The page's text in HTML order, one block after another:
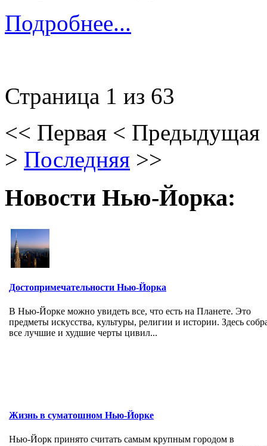
Подробнее...
Страница 1 из 63
<< Первая < Предыдущая
> Последняя >>
Новости Нью-Йорка:
Достопримечательности Нью-Йорка
В Нью-Йорке можно увидеть все, что есть на Планете. Это
предметы искусства, культуры, религии и истории. Здесь
все лучшие и худшие черты цивил...
Жизнь в суматошном Нью-Йорке
Нью-Йорк принято считать самым крупным городом в